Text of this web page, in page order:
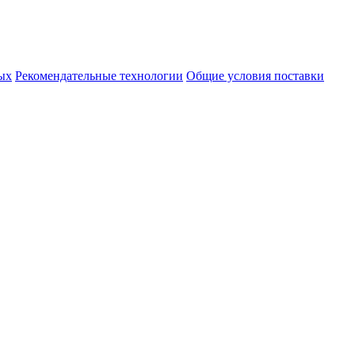
Рекомендательные технологии Общие условия поставки